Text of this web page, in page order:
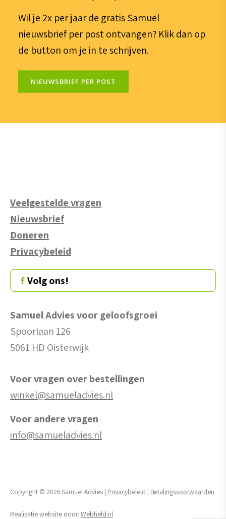
Wil je 2x per jaar de gratis Samuel
nieuwsbrief per post ontvangen? Klik dan op
de button om je in te schrijven.
NIEUWSBRIEF PER POST
Veelgestelde vragen
Nieuwsbrief
Doneren
Privacybeleid
Volg ons!
Samuel Advies voor geloofsgroei
Spoorlaan 126
5061 HD Oisterwijk
Voor vragen over bestellingen
winkel@samueladvies.nl
Voor andere vragen
info@samueladvies.nl
Copyright © 2026 Samuel Advies | Privacybeleid | Betalingsvoorwaarden
Realisatie website door: Webheld.nl